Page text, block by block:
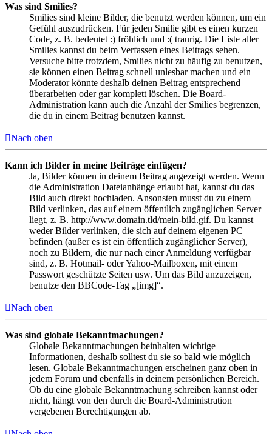
Was sind Smilies?
Smilies sind kleine Bilder, die benutzt werden können, um ein
Gefühl auszudrücken. Für jeden Smilie gibt es einen kurzen
Code, z. B. bedeutet :) fröhlich und :( traurig. Die Liste aller
Smilies kannst du beim Verfassen eines Beitrags sehen.
Versuche bitte trotzdem, Smilies nicht zu häufig zu benutzen,
sie können einen Beitrag schnell unlesbar machen und ein
Moderator könnte deshalb deinen Beitrag entsprechend
überarbeiten oder gar komplett löschen. Die Board-
Administration kann auch die Anzahl der Smilies begrenzen,
die du in einem Beitrag benutzen kannst.
Nach oben
Kann ich Bilder in meine Beiträge einfügen?
Ja, Bilder können in deinem Beitrag angezeigt werden. Wenn
die Administration Dateianhänge erlaubt hat, kannst du das
Bild auch direkt hochladen. Ansonsten musst du zu einem
Bild verlinken, das auf einem öffentlich zugänglichen Server
liegt, z. B. http://www.domain.tld/mein-bild.gif. Du kannst
weder Bilder verlinken, die sich auf deinem eigenen PC
befinden (außer es ist ein öffentlich zugänglicher Server),
noch zu Bildern, die nur nach einer Anmeldung verfügbar
sind, z. B. Hotmail- oder Yahoo-Mailboxen, mit einem
Passwort geschützte Seiten usw. Um das Bild anzuzeigen,
benutze den BBCode-Tag „[img]“.
Nach oben
Was sind globale Bekanntmachungen?
Globale Bekanntmachungen beinhalten wichtige
Informationen, deshalb solltest du sie so bald wie möglich
lesen. Globale Bekanntmachungen erscheinen ganz oben in
jedem Forum und ebenfalls in deinem persönlichen Bereich.
Ob du eine globale Bekanntmachung schreiben kannst oder
nicht, hängt von den durch die Board-Administration
vergebenen Berechtigungen ab.